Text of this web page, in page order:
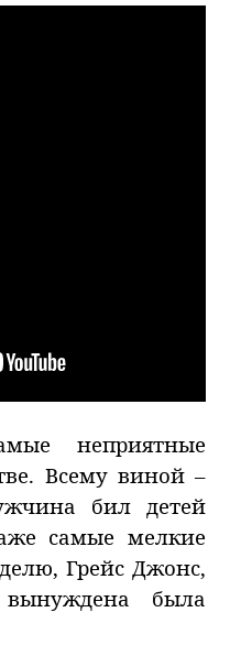
неприятные
Всему виной –
бил детей
самые мелкие
Грейс Джонс,
была